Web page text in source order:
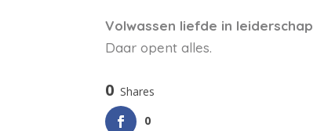
Volwassen liefde in leiderschap
Daar opent alles.
0 Shares
0